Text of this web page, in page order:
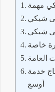
مهمة
شيكي
شيكي
خاصة
العامة
خدمة
أوسع